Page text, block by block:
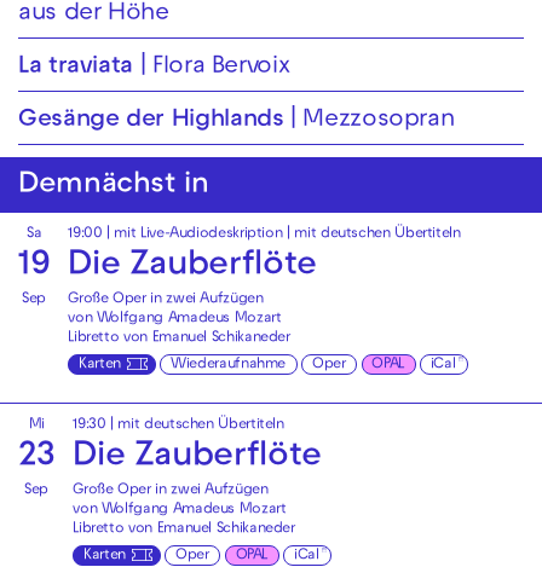
aus der Höhe
La traviata Flora Bervoix
Gesänge der Highlands Mezzosopran
Demnächst in
Sa
19
Sep
19:00 | mit Live-Audiodeskription| mit deutschen Übertiteln
Die Zauberflöte
Große Oper in zwei Aufzügen
von Wolfgang Amadeus Mozart
Libretto von Emanuel Schikaneder
Karten
Wiederaufnahme Oper OPAL iCal
Mi
23
Sep
19:30 mit deutschen Übertiteln
Die Zauberflöte
Große Oper in zwei Aufzügen
von Wolfgang Amadeus Mozart
Libretto von Emanuel Schikaneder
Karten
Oper OPAL iCal